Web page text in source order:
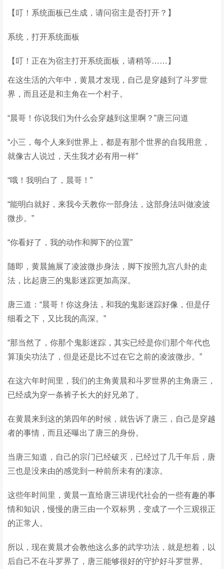
【叮！系统面板已生成，请问宿主是否打开？】
系统，打开系统面板
【叮！正在为宿主打开系统面板，请稍等……】
在这生活的六年中，黄晨才发现，自己是穿越到了斗罗世
界，而且还是和主角在一个村子。
“晨哥！你说我们为什么会穿越到这里啊？”唐三问道
“小三，每个人来到世界上，都是有那个世界的自我用意，
就像古人说过，天生我才必有用一样”
“哦！我明白了，晨哥！”
“能明白就好，来我今天教你一部身法，这部身法叫做凌波
微步。”
“你看好了，我的动作和脚下的位置”
随即，黄晨施展了凌波微步身法，脚下按照九宫八卦的走
法，比起唐三的鬼影迷踪更加高深。
唐三道：“晨哥！你这身法，和我的鬼影迷踪好像，但是仔
细看之下，又比我的高深。”
“那当然了，你那个鬼影迷踪，其实已经是你们那个年代也
算顶尖功法了，但是还是比不过在它之前的凌波微步。”
在这六年时间里，我们的主角黄晨和斗罗世界的主角唐三，
已经成为穿一条裤子长大的好兄弟了。
在黄晨来到这的第四年的时候，就告诉了唐三，自己是穿越
者的事情，而且还曝出了唐三的身份。
当唐三知道，自己的宗门已经破灭，已经过了几千年后，唐
三也是没来由的感觉到一种前所未有的凄凉。
这些年时间里，黄晨一直给唐三讲现代社会的一些有趣的事
情和知识，慢慢的唐三由一个双标男，变成了一个三观很正
的正常人。
所以，现在黄晨才会教他这么多的武学功法，就是想着，以
后自己不在斗罗界了，唐三能够很好的守护好斗罗世界。